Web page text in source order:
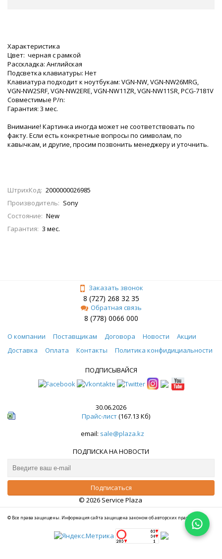
Характеристика
Цвет: черная с рамкой
Расскладка: Английская
Подсветка клавиатуры: Нет
Клавиатура подходит к ноутбукам: VGN-NW, VGN-NW26MRG,
VGN-NW2SRF, VGN-NW2ERE, VGN-NW11ZR, VGN-NW11SR, PCG-7181V
Совместимые P/n:
Гарантия: 3 мес.
Внимание! Картинка иногда может не соответствовать по
факту. Если есть конкретные вопросы по символам, по
кавычкам, и другие, просим позвонить менеджеру и уточнить.
ШтрихКод: 2000000026985
Производитель: Sony
Состояние: New
Гарантия: 3 мес.
Заказать звонок
8 (727) 268 32 35
Обратная связь
8 (778) 0066 000
О компании Поставщикам Договора Новости
Акции
Доставка
Оплата Контакты Политика конфидициальности
ПОДПИСЫВАЙСЯ
30.06.2026
Прайс-лист(167.13 Кб)
email: sale@plaza.kz
ПОДПИСКА НА НОВОСТИ
© 2026 Service Plaza
© Все права защищены. Информация сайта защищена законом об авторских правах.